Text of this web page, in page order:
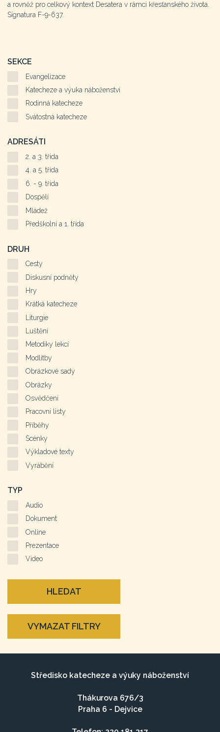
a rovněž pro celkový kontext Desatera v rámci křesťanského života.
Signatura F-9-637.
SEKCE
Evangelizace
Katecheze a výuka náboženství
Rodinná katecheze
Svátostná katecheze
ADRESÁTI
2. a 3. třída
4. a 5. třída
6. - 9. třída
Dospělí
Mládež
Předškolní a 1. třída
DRUH
Cesty
Diskusní podněty
Hry
Krátká katecheze
Liturgie
Luštění
Metodiky lekcí
Modlitby
Obrázkové sady
Obrázky
Osvědčení
Pracovní listy
Příběhy
Scénky
Výkladové texty
Vyrábění
TYP
Audio
Dokument
Online
Prezentace
Video
HLEDAT
VYMAZAT FILTRY
Středisko katecheze a výuky náboženství
Thákurova 676/3
Praha 6 - Dejvice